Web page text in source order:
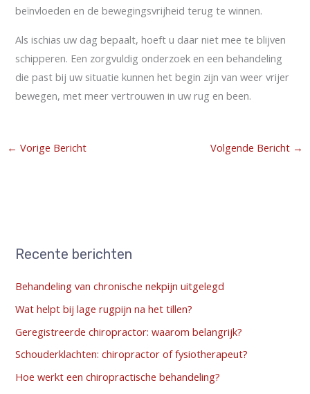
Recente berichten
Behandeling van chronische nekpijn uitgelegd
Wat helpt bij lage rugpijn na het tillen?
Geregistreerde chiropractor: waarom belangrijk?
Schouderklachten: chiropractor of fysiotherapeut?
Hoe werkt een chiropractische behandeling?
beïnvloeden en de bewegingsvrijheid terug te winnen.
Als ischias uw dag bepaalt, hoeft u daar niet mee te blijven
schipperen. Een zorgvuldig onderzoek en een behandeling
die past bij uw situatie kunnen het begin zijn van weer vrijer
bewegen, met meer vertrouwen in uw rug en been.
← Vorige Bericht Volgende Bericht →